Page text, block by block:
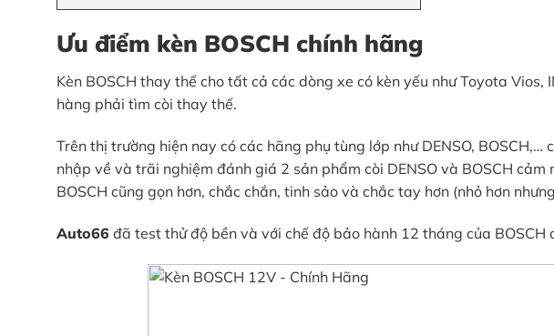
Ưu điểm kèn BOSCH chính hãng
Kèn BOSCH thay thế cho tất cả các dòng xe có kèn yếu như Toyota
hàng phải tìm còi thay thế.
Trên thị trường hiện nay có các hãng phụ tùng lớp như DENSO,
nhập về và trãi nghiệm đánh giá 2 sản phẩm còi DENSO và BOSCH
BOSCH cũng gọn hơn, chắc chắn, tinh sảo và chắc tay hơn (nhỏ hơn
Auto66 đã test thử độ bền và với chế độ bảo hành 12 tháng của